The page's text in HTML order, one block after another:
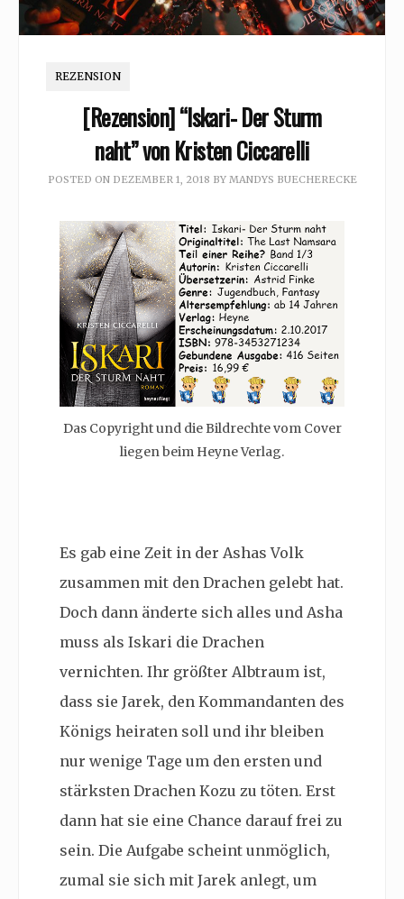
REZENSION
[Rezension] “Iskari- Der Sturm
naht” von Kristen Ciccarelli
POSTED ON DEZEMBER 1, 2018 BY MANDYS BUECHERECKE
Das Copyright und die Bildrechte vom Cover
liegen beim Heyne Verlag.
Es gab eine Zeit in der Ashas Volk
zusammen mit den Drachen gelebt hat.
Doch dann änderte sich alles und Asha
muss als Iskari die Drachen
vernichten. Ihr größter Albtraum ist,
dass sie Jarek, den Kommandanten des
Königs heiraten soll und ihr bleiben
nur wenige Tage um den ersten und
stärksten Drachen Kozu zu töten. Erst
dann hat sie eine Chance darauf frei zu
sein. Die Aufgabe scheint unmöglich,
zumal sie sich mit Jarek anlegt, um